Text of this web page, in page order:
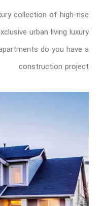
collection of high-rise
urban living luxury
do you have a
construction project